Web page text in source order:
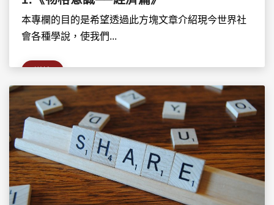
本專欄的目的是希望透過此方塊文章介紹現今世界社
會各種學說，使我們...